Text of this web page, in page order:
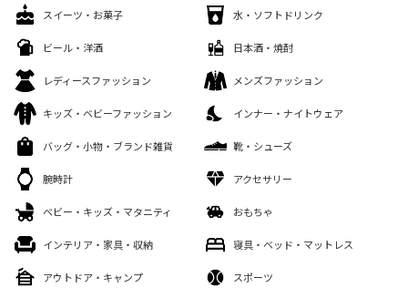
スイーツ・お菓子 水・ソフトドリンク
ビール・洋酒 日本酒・焼酎
レディースファッション メンズファッション
キッズ・ベビーファッション インナー・ナイトウェア
バッグ・小物・ブランド雑貨 靴・シューズ
腕時計 アクセサリー
ベビー・キッズ・マタニティ おもちゃ
インテリア・家具・収納 寝具・ベッド・マットレス
アウトドア・キャンプ スポーツ